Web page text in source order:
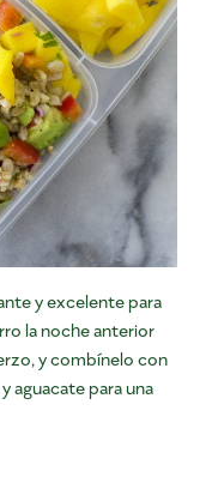
y excelente para
la noche anterior
y combínelo con
aguacate para una